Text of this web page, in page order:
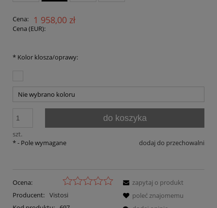
Cena: 1 958,00 zł
Cena (EUR):
* Kolor klosza/oprawy:
szt.
do koszyka
dodaj do przechowalni
*- Pole wymagane
Ocena:
Producent: Vistosi
zapytaj o produkt
poleć znajomemu